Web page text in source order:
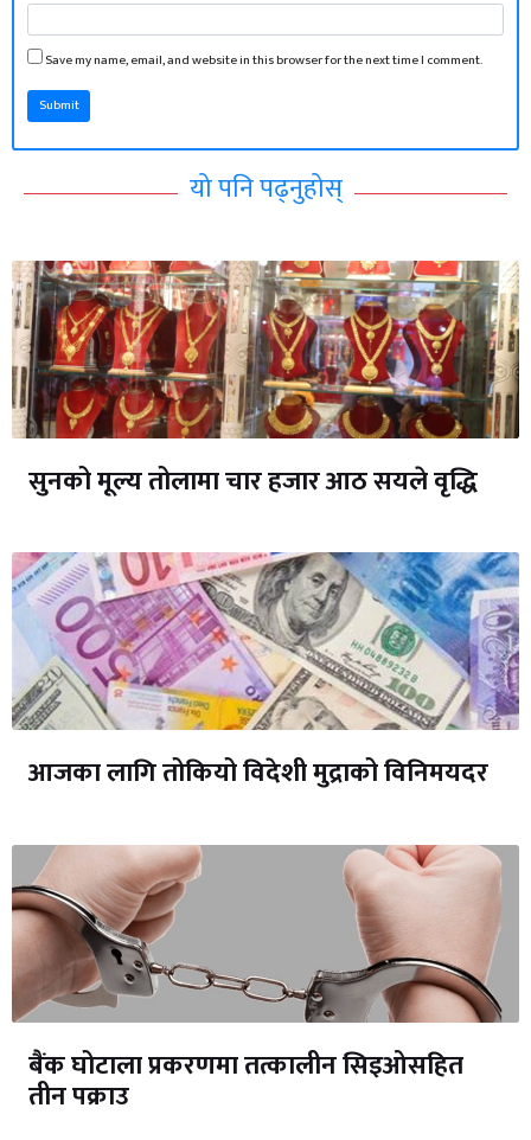
Save my name, email, and website in this browser for the next time I comment.
Submit
यो पनि पढ्नुहोस्
सुनको मूल्य तोलामा चार हजार आठ सयले वृद्धि
आजका लागि तोकियो विदेशी मुद्राको विनिमयदर
बैंक घोटाला प्रकरणमा तत्कालीन सिइओसहित
तीन पक्राउ